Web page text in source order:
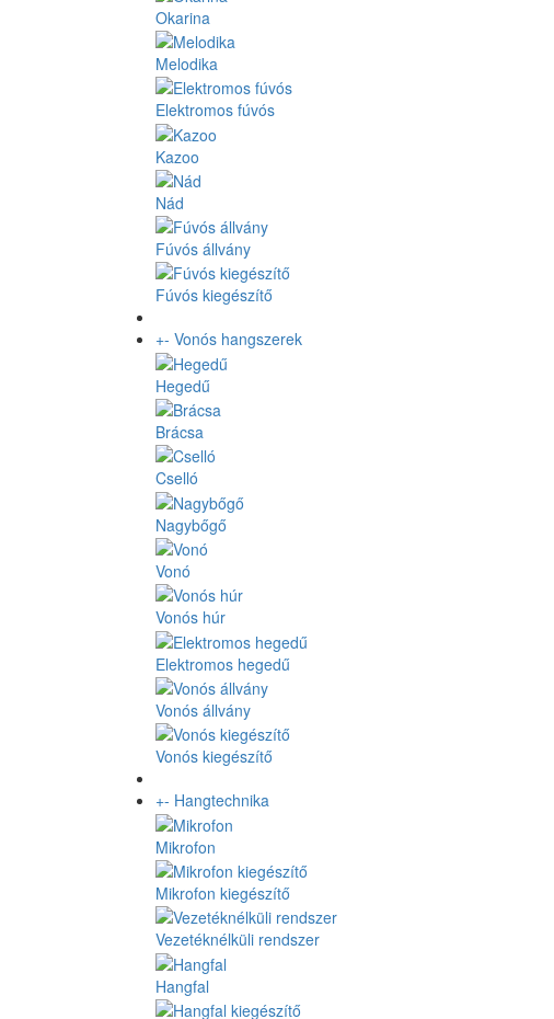
Okarina
Melodika
Elektromos fúvós
Kazoo
Nád
Fúvós állvány
Fúvós kiegészítő
+- Vonós hangszerek
Hegedű
Brácsa
Cselló
Nagybőgő
Vonó
Vonós húr
Elektromos hegedű
Vonós állvány
Vonós kiegészítő
+- Hangtechnika
Mikrofon
Mikrofon kiegészítő
Vezetéknélküli rendszer
Hangfal